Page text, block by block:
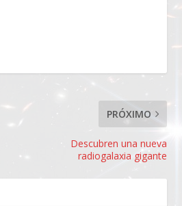
PRÓXIMO
Descubren una nueva
radiogalaxia gigante